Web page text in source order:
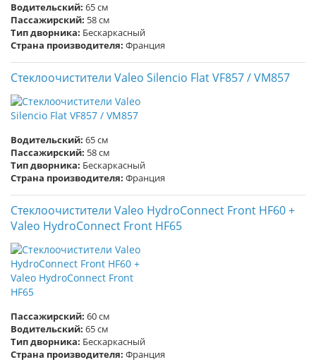
Водительский: 65 см
Пассажирский: 58 см
Тип дворника: Бескаркасный
Страна производителя: Франция
Стеклоочистители Valeo Silencio Flat VF857 / VM857
Водительский: 65 см
Пассажирский: 58 см
Тип дворника: Бескаркасный
Страна производителя: Франция
Стеклоочистители Valeo HydroConnect Front HF60 +
Valeo HydroConnect Front HF65
Пассажирский: 60 см
Водительский: 65 см
Тип дворника: Бескаркасный
Страна производителя: Франция